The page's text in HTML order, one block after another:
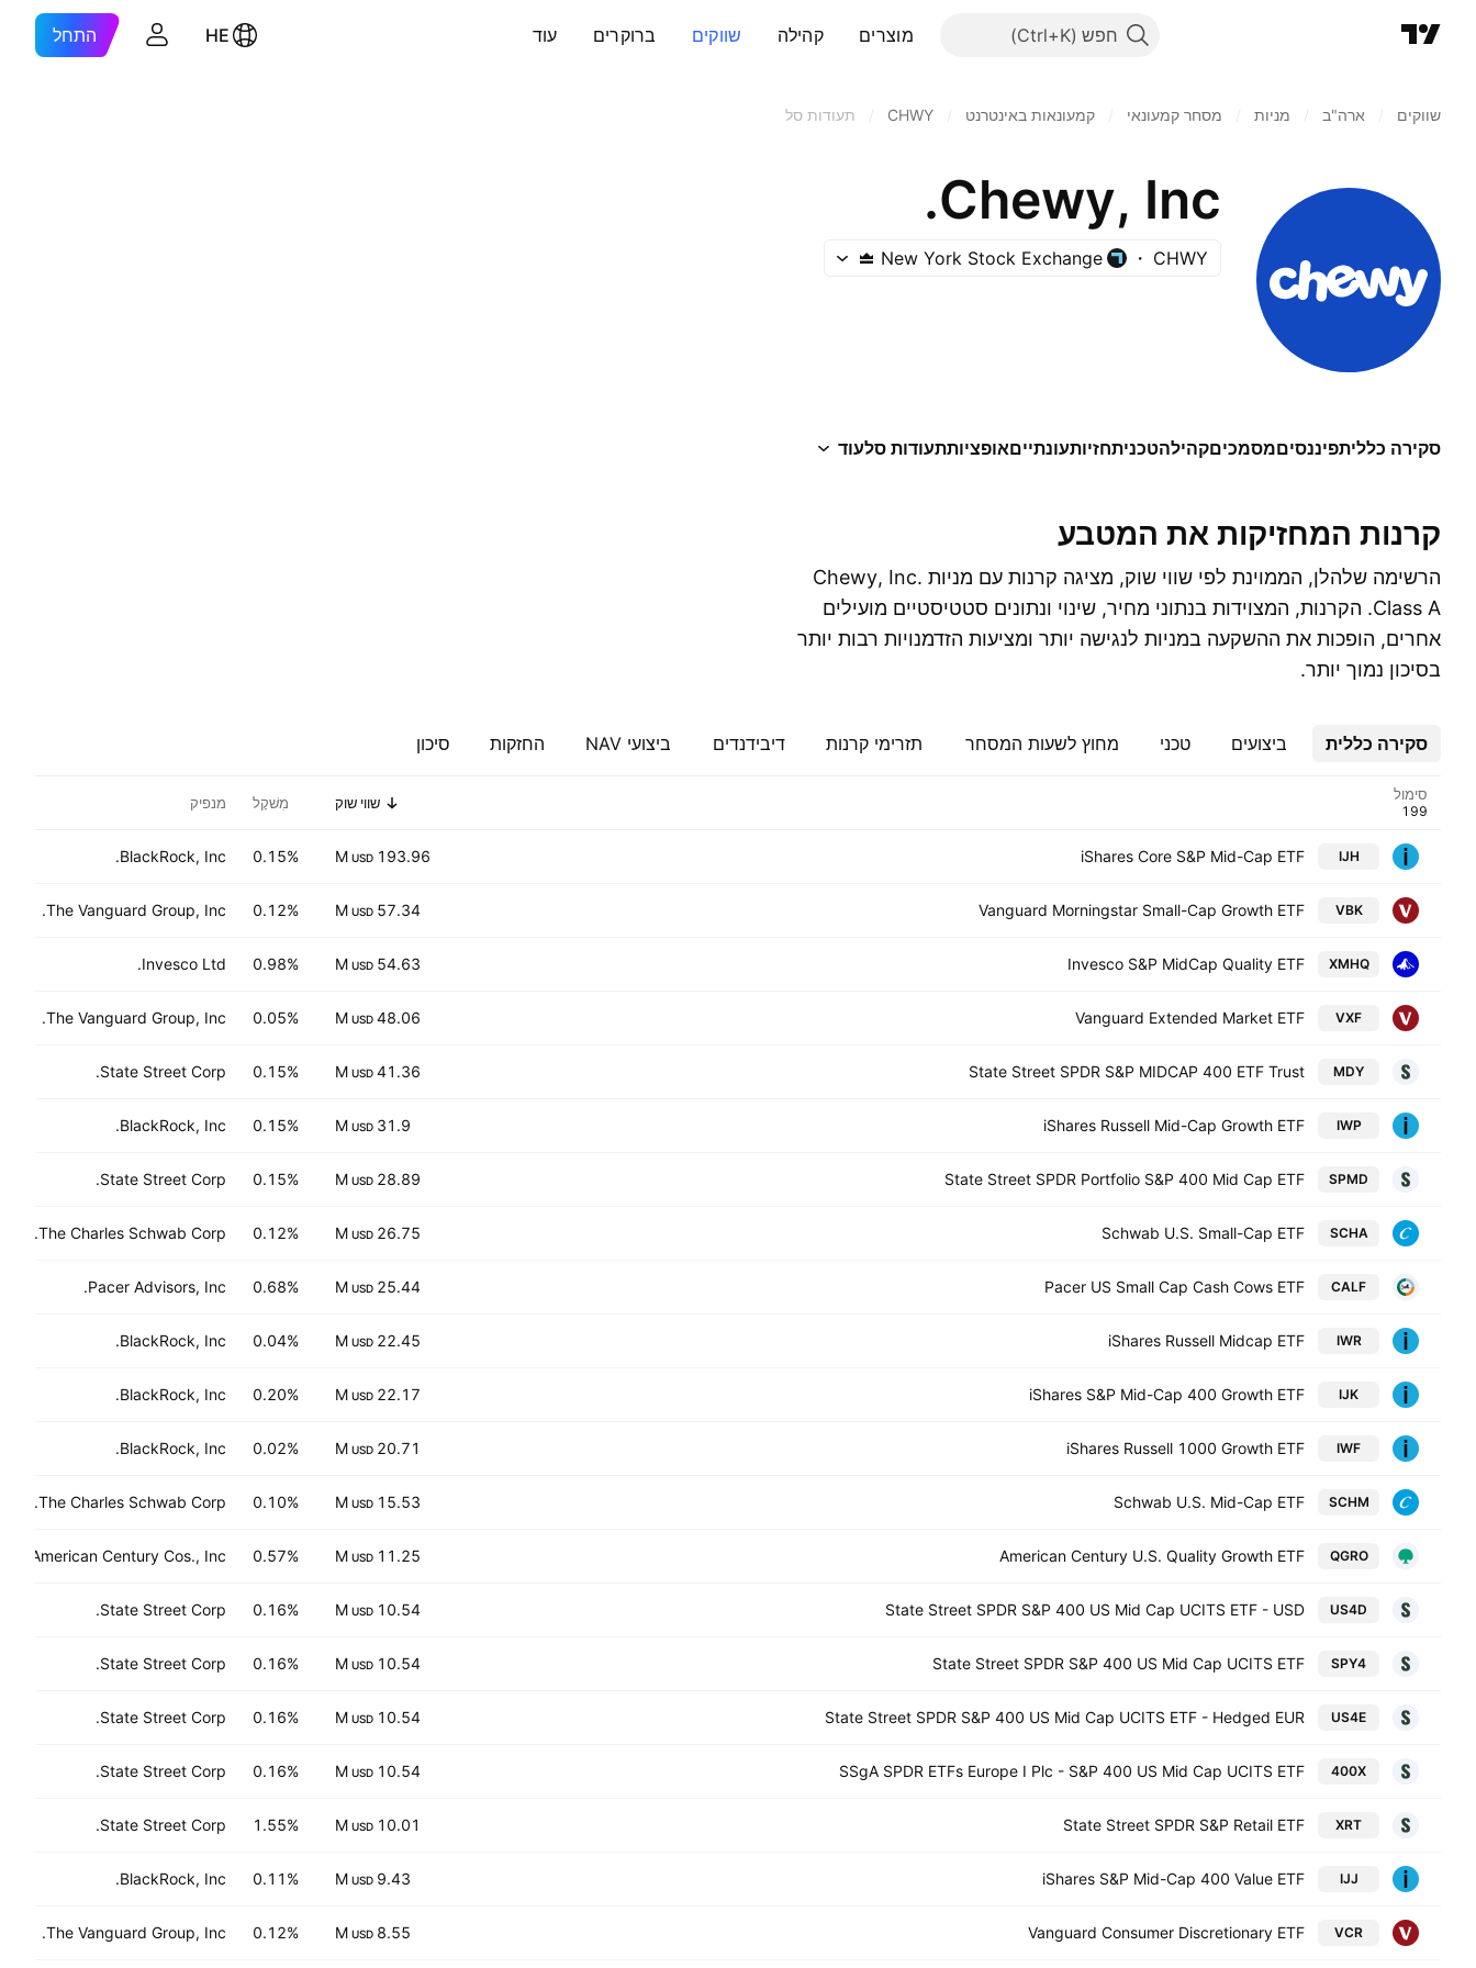
חפש מוצרים קהילה שווקים ברוקרים עוד HE התחל
שווקים ארה"ב‏ מניות‏ מסחר קמעונאי קמעונאות באינטרנט CHWY תעודות סל
Chewy, Inc.
CHWY
New York Stock Exchange
סקירה כלליתפיננסיםמסמכיםקהילהטכניתחזיותעונתייםאופציותתעודות סלעוד
קרנות המחזיקות את המטבע
הרשימה שלהלן, הממוינת לפי שווי שוק, מציגה קרנות עם מניות Chewy, Inc.
Class A. הקרנות, המצוידות בנתוני מחיר, שינוי ונתונים סטטיסטיים מועילים
אחרים, הופכות את ההשקעה במניות לנגישה יותר ומציעות הזדמנויות רבות יותר
בסיכון נמוך יותר.
סקירה כללית ביצועים טכני מחוץ לשעות המסחר תזרימי קרנות דיבידנדים ביצועי NAV החזקות סיכון
סימול שווי שוק מִשׁקָל מנפיק
IJH
iShares Core S&P Mid-Cap ETF
193.96 M
USD
0.15%
BlackRock, Inc.
VBK
Vanguard Morningstar Small-Cap Growth ETF
57.34 M
USD
0.12%
The Vanguard Group, Inc.
XMHQ
Invesco S&P MidCap Quality ETF
54.63 M
USD
0.98%
Invesco Ltd.
VXF
Vanguard Extended Market ETF
48.06 M
USD
0.05%
The Vanguard Group, Inc.
MDY
State Street SPDR S&P MIDCAP 400 ETF Trust
41.36 M
USD
0.15%
State Street Corp.
IWP
iShares Russell Mid-Cap Growth ETF
31.9 M
USD
0.15%
BlackRock, Inc.
SPMD
State Street SPDR Portfolio S&P 400 Mid Cap ETF
28.89 M
USD
0.15%
State Street Corp.
SCHA
Schwab U.S. Small-Cap ETF
26.75 M
USD
0.12%
The Charles Schwab Corp.
CALF
Pacer US Small Cap Cash Cows ETF
25.44 M
USD
0.68%
Pacer Advisors, Inc.
IWR
iShares Russell Midcap ETF
22.45 M
USD
0.04%
BlackRock, Inc.
IJK
iShares S&P Mid-Cap 400 Growth ETF
22.17 M
USD
0.20%
BlackRock, Inc.
IWF
iShares Russell 1000 Growth ETF
20.71 M
USD
0.02%
BlackRock, Inc.
SCHM
Schwab U.S. Mid-Cap ETF
15.53 M
USD
0.10%
The Charles Schwab Corp.
QGRO
American Century U.S. Quality Growth ETF
11.25 M
USD
0.57%
American Century Cos., Inc.
US4D
State Street SPDR S&P 400 US Mid Cap UCITS ETF - USD
10.54 M
USD
0.16%
State Street Corp.
SPY4
State Street SPDR S&P 400 US Mid Cap UCITS ETF
10.54 M
USD
0.16%
State Street Corp.
US4E
State Street SPDR S&P 400 US Mid Cap UCITS ETF - Hedged EUR
10.54 M
USD
0.16%
State Street Corp.
400X
SSgA SPDR ETFs Europe I Plc - S&P 400 US Mid Cap UCITS ETF
10.54 M
USD
0.16%
State Street Corp.
XRT
State Street SPDR S&P Retail ETF
10.01 M
USD
1.55%
State Street Corp.
IJJ
iShares S&P Mid-Cap 400 Value ETF
9.43 M
USD
0.11%
BlackRock, Inc.
VCR
Vanguard Consumer Discretionary ETF
8.55 M
USD
0.12%
The Vanguard Group, Inc.